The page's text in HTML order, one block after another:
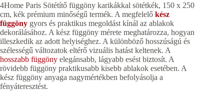
4Home Paris Sötétítő függöny karikákkal sötétkék, 150 x 250
cm, kék prémium minőségű termék. A megfelelő kész
függöny gyors és praktikus megoldást kínál az ablakok
dekorálásához. A kész függöny mérete meghatározza, hogyan
illeszkedik az adott helyiséghez. A különböző hosszúságú és
szélességű változatok eltérő vizuális hatást keltenek. A
hosszabb függöny elegánsabb, lágyabb esést biztosít. A
rövidebb függöny praktikusabb kisebb ablakok esetében. A
kész függöny anyaga nagymértékben befolyásolja a
fényáteresztést.